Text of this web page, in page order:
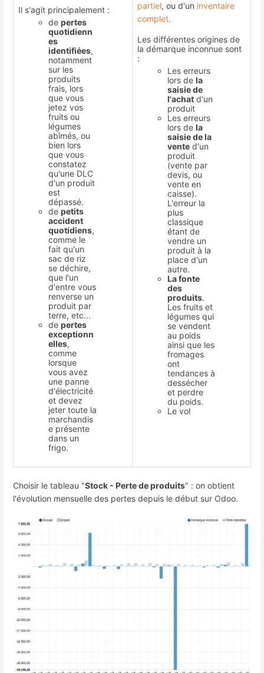
Il s'agit principalement :
depertes
quotidienn
es
identifiées,
notamment
sur les
produits
frais, lors
que vous
jetez vos
fruits ou
légumes
abîmés, ou
bien lors
que vous
constatez
qu'une DLC
d'un produit
est
dépassé.
depetits
accident
quotidiens,
comme le
fait qu'un
sac de riz
se déchire,
que l'un
d'entre vous
renverse un
produit par
terre, etc...
depertes
exceptionn
elles,
comme
lorsque
vous avez
une panne
d'électricité
et devez
jeter toute la
marchandis
e présente
dans un
frigo.
partiel, ou d'un inventaire
complet.
Les différentes origines de
la démarque inconnue sont
:
Les erreurs
lors dela
saisie de
l'achat d'un
produit
Les erreurs
lors dela
saisie de la
vente d'un
produit
(vente par
devis, ou
vente en
caisse).
L'erreur la
plus
classique
étant de
vendre un
produit à la
place d'un
autre.
La fonte
des
produits.
Les fruits et
légumes qui
se vendent
au poids
ainsi que les
fromages
ont
tendances à
dessécher
et perdre
du poids.
Le vol
Choisir le tableau "Stock - Perte de produits" : on obtient
l'évolution mensuelle des pertes depuis le début sur Odoo.